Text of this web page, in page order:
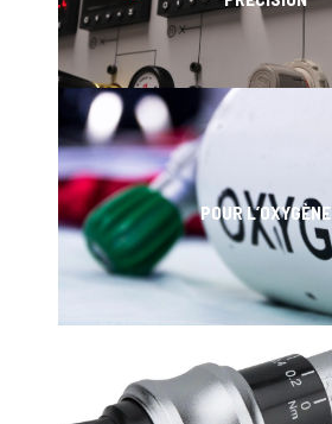
POUR L’OXYGÈNE